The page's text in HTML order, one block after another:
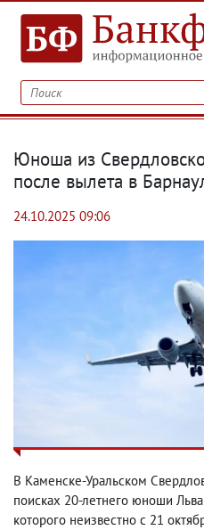
Юноша из
после вылета в
24.10.2025 09:06
В Каменске-Уральском
поисках 20-летнего юноши
которого неизвестно с 21